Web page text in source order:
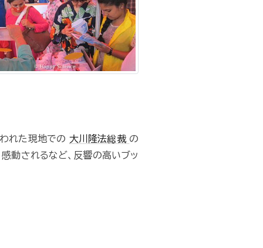
れた現地での 大川隆法総裁 の
動されるなど、反響の高いブッ